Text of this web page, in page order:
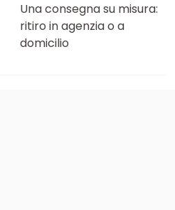
Una consegna su misura:
ritiro in agenzia o a
domicilio